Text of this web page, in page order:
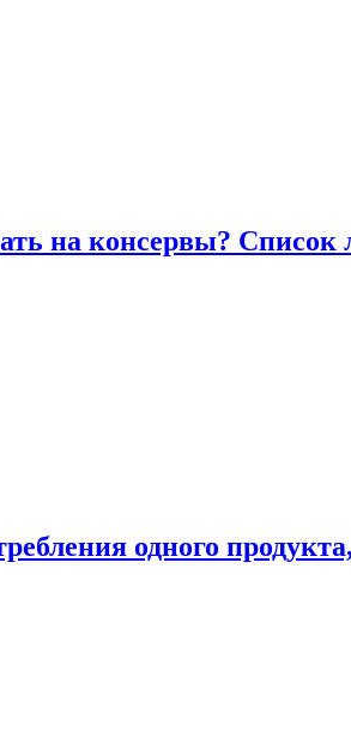
на консервы?
одного